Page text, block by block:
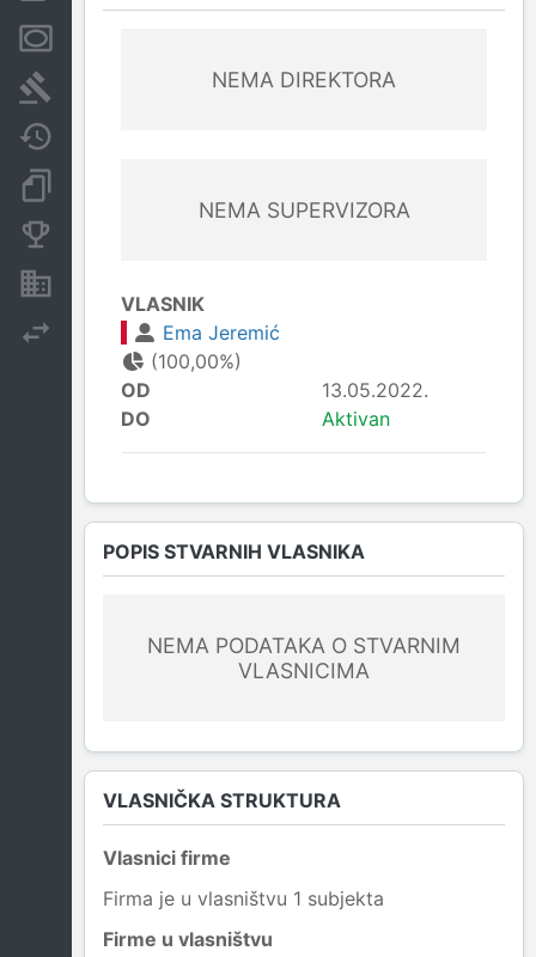
NEMA DIREKTORA
NEMA SUPERVIZORA
VLASNIK
Ema Jeremić
(100,00%)
OD
13.05.2022.
DO
Aktivan
POPIS STVARNIH VLASNIKA
NEMA PODATAKA O STVARNIM
VLASNICIMA
VLASNIČKA STRUKTURA
Vlasnici firme
Firma je u vlasništvu 1 subjekta
Firme u vlasništvu